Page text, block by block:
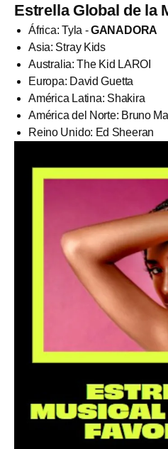
Estrella Global de la
África: Tyla -GANADORA
Asia: Stray Kids
Australia: The Kid LAROI
Europa: David Guetta
América Latina: Shakira
América del Norte: Bruno
Reino Unido: Ed Sheeran